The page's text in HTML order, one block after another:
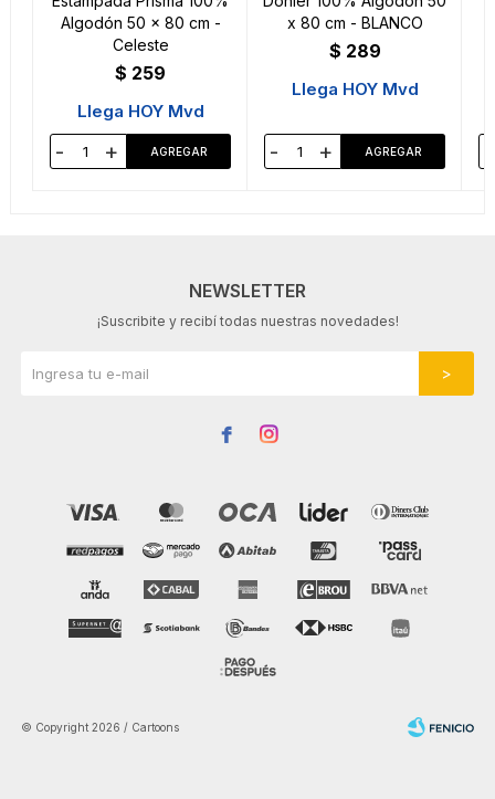
Algodón 50 x 80 cm -
Celeste
$ 259
Llega HOY Mvd
- +
x 80 cm - BLANCO
$ 289
Llega HOY Mvd
- +
NEWSLETTER
¡Suscribite y recibí todas nuestras novedades!
 
© Copyright 2026 / Cartoons